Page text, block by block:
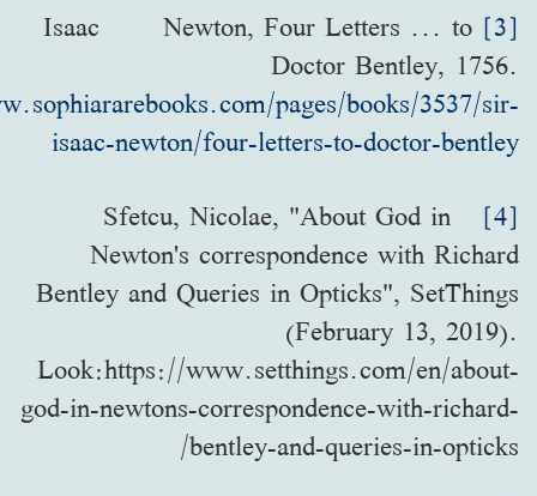
[3]
Isaac Newton, Four Letters ... to
Doctor Bentley, 1756.
pages/books/3537/sir-
isaac-newton/four-letters-to-doctor-bentley
[4]
Sfetcu, Nicolae, "About God in
Newton's correspondence with Richard
Bentley and Queries in Opticks", SetThings
(February 13, 2019).
Look:https://www.setthings.com/en/about-
god-in-newtons-correspondence-with-richard-
bentley-and-queries-in-opticks/